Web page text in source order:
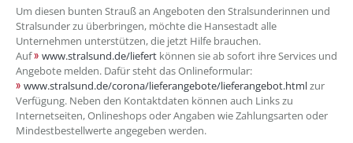
Um diesen bunten Strauß an Angeboten den Stralsunderinnen und
Stralsunder zu überbringen, möchte die Hansestadt alle
Unternehmen unterstützen, die jetzt Hilfe brauchen.
Auf
www.stralsund.de/liefert können sie ab sofort ihre Services und
Angebote melden. Dafür steht das Onlineformular:
www.stralsund.de/corona/lieferangebote/lieferangebot.htmlzur
Verfügung. Neben den Kontaktdaten können auch Links zu
Internetseiten, Onlineshops oder Angaben wie Zahlungsarten oder
Mindestbestellwerte angegeben werden.